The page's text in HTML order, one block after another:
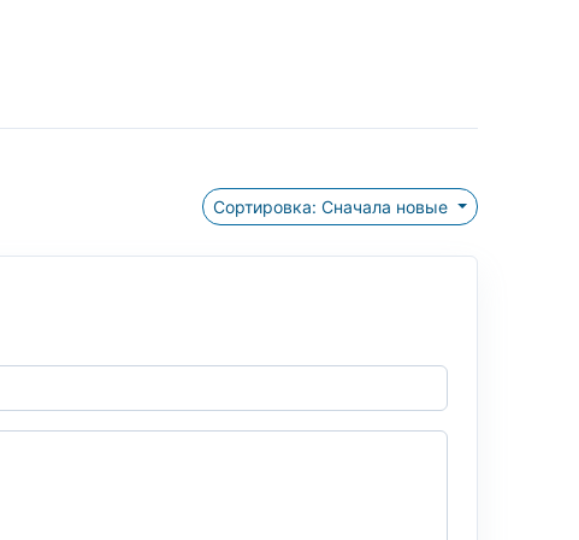
Сортировка: Сначала новые